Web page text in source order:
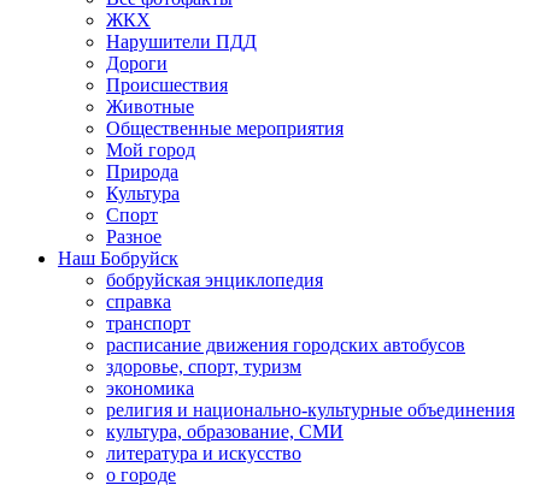
ЖКХ
Нарушители ПДД
Дороги
Происшествия
Животные
Общественные мероприятия
Мой город
Природа
Культура
Спорт
Разное
Наш Бобруйск
бобруйская энциклопедия
справка
транспорт
расписание движения городских автобусов
здоровье, спорт, туризм
экономика
религия и национально-культурные объединения
культура, образование, СМИ
литература и искусство
о городе